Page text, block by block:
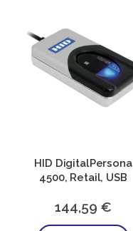
HID DigitalPersona
4500, Retail, USB
144,59 €